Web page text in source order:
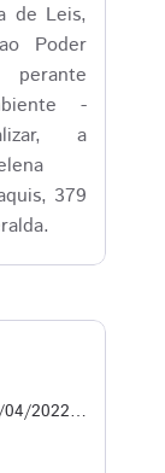
de Leis,
Poder
-
a
379
04/2022